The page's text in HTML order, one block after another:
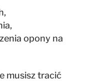
opony na
musisz tracić